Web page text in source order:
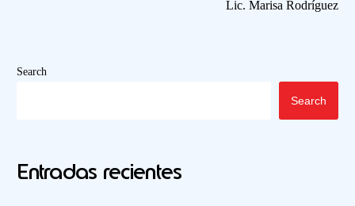
Lic. Marisa Rodríguez
Search
Search
Entradas recientes